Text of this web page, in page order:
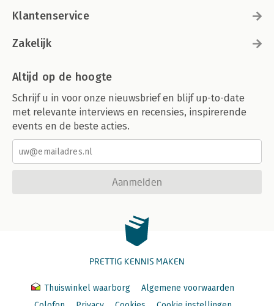
Klantenservice
Zakelijk
Altijd op de hoogte
Schrijf u in voor onze nieuwsbrief en blijf up-to-date
met relevante interviews en recensies, inspirerende
events en de beste acties.
Aanmelden
PRETTIG KENNIS MAKEN
Thuiswinkel waarborg
Algemene voorwaarden